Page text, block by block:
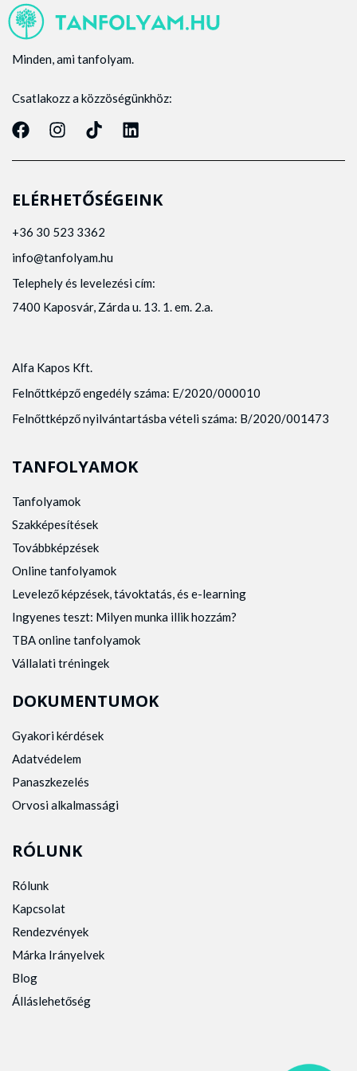
Minden, ami tanfolyam.
Csatlakozz a közzöségünkhöz:
ELÉRHETŐSÉGEINK
+36 30 523 3362
info@tanfolyam.hu
Telephely és levelezési cím:
7400 Kaposvár, Zárda u. 13. 1. em. 2.a.
Alfa Kapos Kft.
Felnőttképző engedély száma: E/2020/000010
Felnőttképző nyilvántartásba vételi száma: B/2020/001473
TANFOLYAMOK
Tanfolyamok
Szakképesítések
Továbbképzések
Online tanfolyamok
Levelező képzések, távoktatás, és e-learning
Ingyenes teszt: Milyen munka illik hozzám?
TBA online tanfolyamok
Vállalati tréningek
DOKUMENTUMOK
Gyakori kérdések
Adatvédelem
Panaszkezelés
Orvosi alkalmassági
RÓLUNK
Rólunk
Kapcsolat
Rendezvények
Márka Irányelvek
Blog
Álláslehetőség